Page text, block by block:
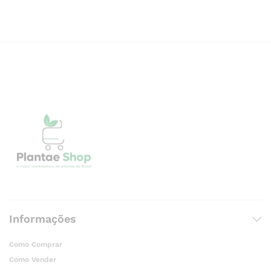
Informações
Como Comprar
Como Vender